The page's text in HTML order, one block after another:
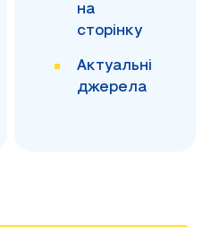
на
сторінку
Актуальні
джерела